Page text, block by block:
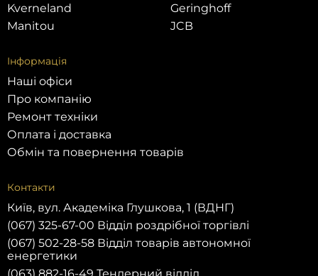
Kverneland
Manitou
Geringhoff
JCB
Інформація
Наші офіси
Про компанію
Ремонт техніки
Оплата і доставка
Обмін та повернення товарів
Контакти
Київ, вул. Академіка Глушкова, 1 (ВДНГ)
(067) 325-67-00 Відділ роздрібної торгівлі
(067) 502-28-58 Відділ товарів автономної
енергетики